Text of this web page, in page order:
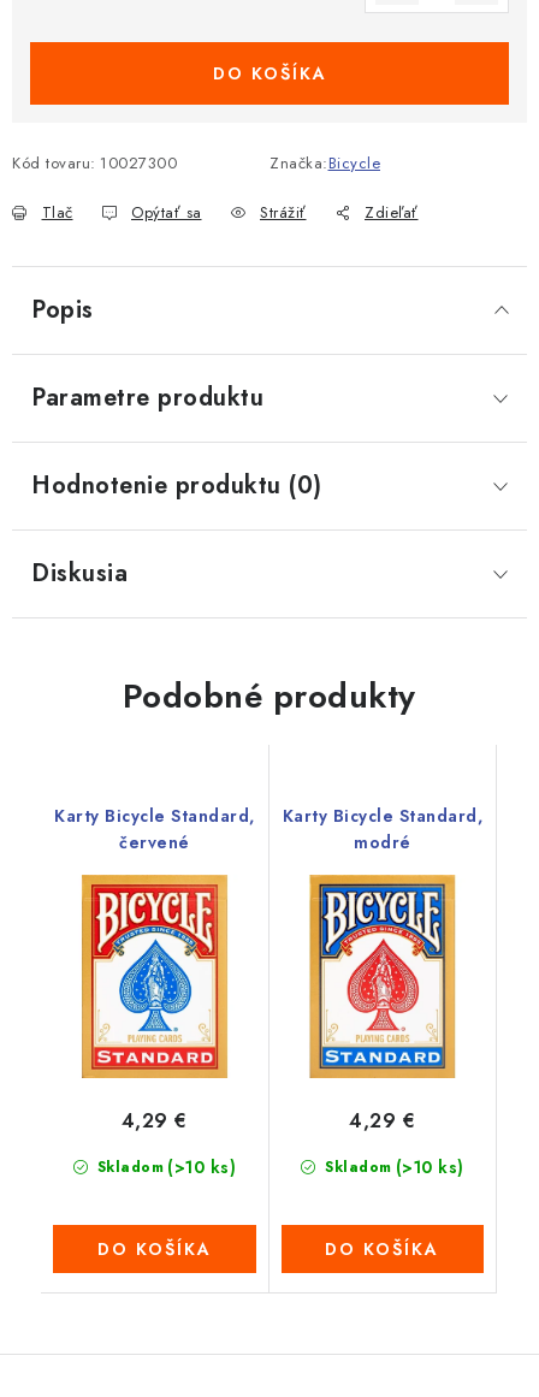
DO KOŠÍKA
Kód tovaru: 10027300 Značka:Bicycle
Tlač Opýtať sa Strážiť Zdieľať
Popis
Parametre produktu
Hodnotenie produktu (0)
Diskusia
Podobné produkty
Karty Bicycle Standard,
červené
Skladom (>10 ks)
4,29 €
DO KOŠÍKA
Karty Bicycle Standard,
modré
Skladom (>10 ks)
4,29 €
DO KOŠÍKA